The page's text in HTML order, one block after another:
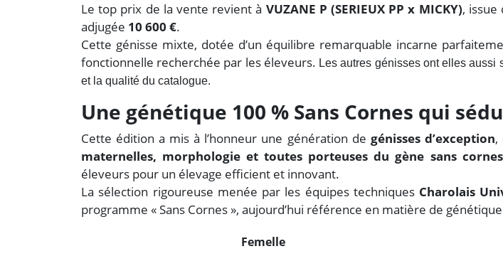
Le top prix de la vente revient à VUZANE P (SERIEUX PP x MICKY), issue
adjugée 10 600 €.
Cette génisse mixte, dotée d’un équilibre remarquable incarne
fonctionnelle recherchée par les éleveurs. Les autres génisses ont elles aussi
et la qualité du catalogue.
Une génétique 100 % Sans Cornes qui
Cette édition a mis à l’honneur une génération de génisses d’exception,
maternelles, morphologie et toutes porteuses du gène sans cornes
éleveurs pour un élevage efficient et innovant.
La sélection rigoureuse menée par les équipes techniques Charolais
programme « Sans Cornes », aujourd’hui référence en matière de
Femelle